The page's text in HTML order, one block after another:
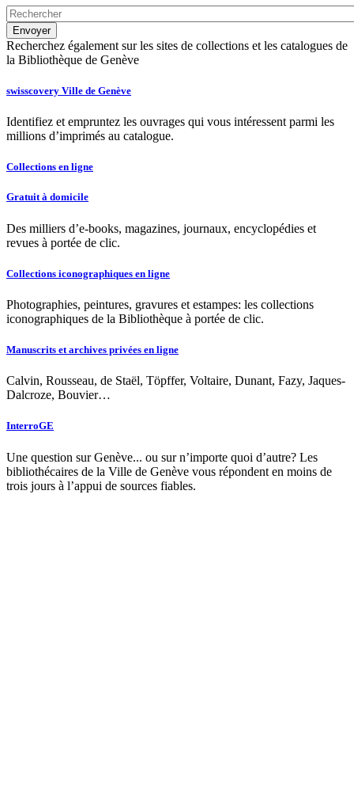
Recherchez également sur les sites de collections et les catalogues de
la Bibliothèque de Genève
swisscovery Ville de Genève
Identifiez et empruntez les ouvrages qui vous intéressent parmi les
millions d’imprimés au catalogue.
Collections en ligne
Gratuit à domicile
Des milliers d’e-books, magazines, journaux, encyclopédies et
revues à portée de clic.
Collections iconographiques en ligne
Photographies, peintures, gravures et estampes: les collections
iconographiques de la Bibliothèque à portée de clic.
Manuscrits et archives privées en ligne
Calvin, Rousseau, de Staël, Töpffer, Voltaire, Dunant, Fazy, Jaques-
Dalcroze, Bouvier…
InterroGE
Une question sur Genève... ou sur n’importe quoi d’autre? Les
bibliothécaires de la Ville de Genève vous répondent en moins de
trois jours à l’appui de sources fiables.